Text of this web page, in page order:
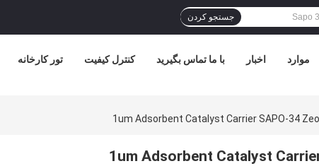
جستجو کردن
تور کارخانه کنترل کیفیت با ما تماس بگیرید اخبار موارد
1um Adsorbent Catalyst Carrier SAPO-34
1um Adsorbent Catalyst